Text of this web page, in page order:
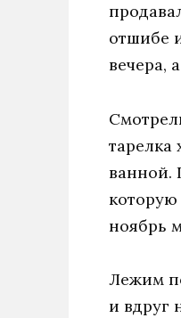
отшибе
вечера,
тарелка
ванной.
ноябрь
Лежим
и вдруг